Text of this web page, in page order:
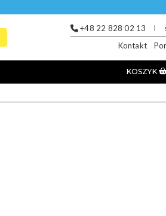
+48 22 828 02 13
Kontakt
KOSZYK